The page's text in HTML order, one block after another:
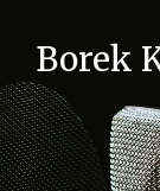
obsahBorek